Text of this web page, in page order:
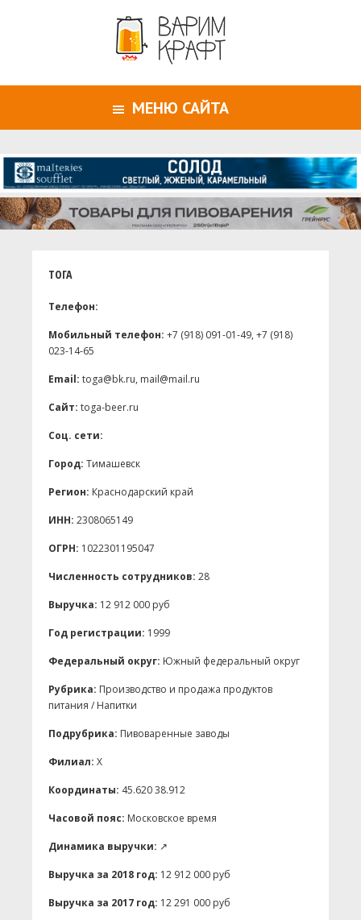
МЕНЮ САЙТА
ТОГА
Телефон:
Мобильный телефон: +7 (918) 091-01-49, +7 (918)
023-14-65
Email: toga@bk.ru, mail@mail.ru
Сайт: toga-beer.ru
Соц. сети:
Город: Тимашевск
Регион: Краснодарский край
ИНН: 2308065149
ОГРН: 1022301195047
Численность сотрудников: 28
Выручка: 12 912 000 руб
Год регистрации: 1999
Федеральный округ: Южный федеральный округ
Рубрика: Производство и продажа продуктов
питания / Напитки
Подрубрика: Пивоваренные заводы
Филиал: X
Координаты: 45.620 38.912
Часовой пояс: Московское время
Динамика выручки: ↗
Выручка за 2018 год: 12 912 000 руб
Выручка за 2017 год: 12 291 000 руб